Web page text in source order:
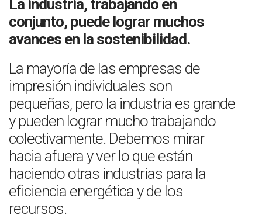
La industria, trabajando en
conjunto, puede lograr muchos
avances en la sostenibilidad.
La mayoría de las empresas de
impresión individuales son
pequeñas, pero la industria es grande
y pueden lograr mucho trabajando
colectivamente. Debemos mirar
hacia afuera y ver lo que están
haciendo otras industrias para la
eficiencia energética y de los
recursos.